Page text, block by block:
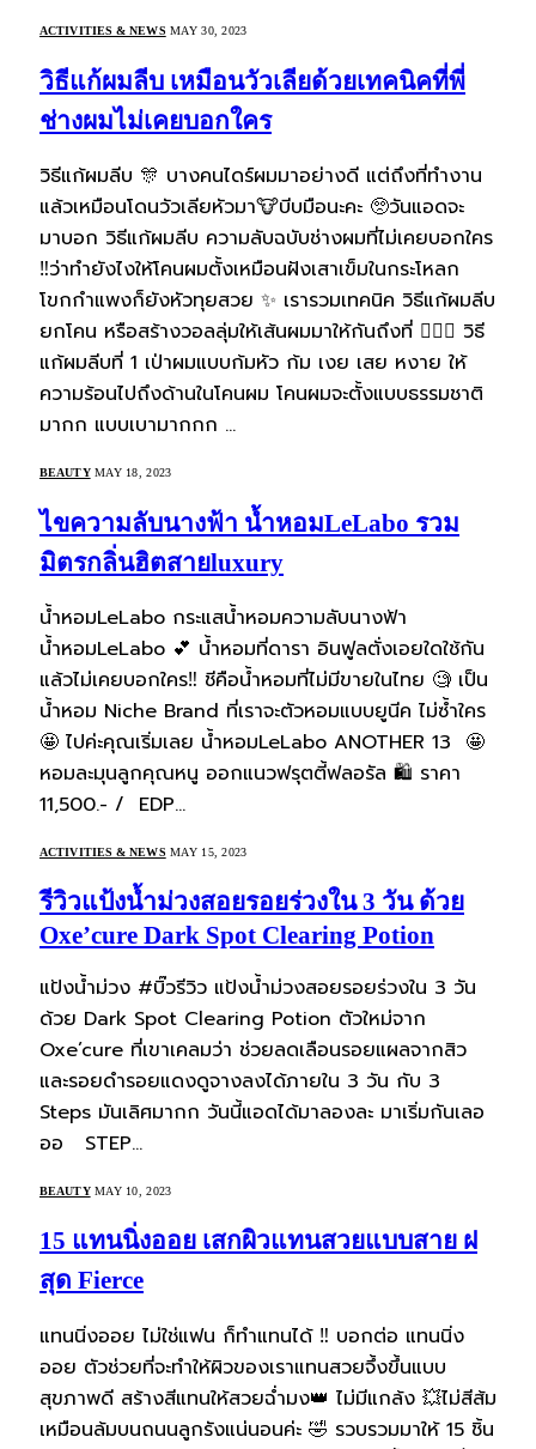
ACTIVITIES & NEWS MAY 30, 2023
วิธีแก้ผมลีบ เหมือนวัวเลียด้วยเทคนิคที่พี่
ช่างผมไม่เคยบอกใคร
วิธีแก้ผมลีบ 🎊 บางคนไดร์ผมมาอย่างดี แต่ถึงที่ทำงาน
แล้วเหมือนโดนวัวเลียหัวมา🐮บีบมือนะคะ 🥺วันแอดจะ
มาบอก วิธีแก้ผมลีบ ความลับฉบับช่างผมที่ไม่เคยบอกใคร
‼️ว่าทำยังไงให้โคนผมตั้งเหมือนฝังเสาเข็มในกระโหลก
โขกกำแพงก็ยังหัวทุยสวย ✨ เรารวมเทคนิค วิธีแก้ผมลีบ
ยกโคน หรือสร้างวอลลุ่มให้เส้นผมมาให้กันถึงที่ 💇🏻‍♀️ วิธี
แก้ผมลีบที่ 1 เป่าผมแบบก้มหัว ก้ม เงย เสย หงาย ให้
ความร้อนไปถึงด้านในโคนผม โคนผมจะตั้งแบบธรรมชาติ
มากก แบบเบามากกก …
BEAUTY MAY 18, 2023
ไขความลับนางฟ้า น้ำหอมLeLabo รวม
มิตรกลิ่นฮิตสายluxury
น้ำหอมLeLabo กระแสน้ำหอมความลับนางฟ้า
น้ำหอมLeLabo 💕 น้ำหอมที่ดารา อินฟูลตั่งเอยใดใช้กัน
แล้วไม่เคยบอกใคร‼️ ชีคือน้ำหอมที่ไม่มีขายในไทย 🧐 เป็น
น้ำหอม Niche Brand ที่เราจะตัวหอมแบบยูนีค ไม่ซ้ำใคร
🤩 ไปค่ะคุณเริ่มเลย น้ำหอมLeLabo ANOTHER 13 🤩
หอมละมุนลูกคุณหนู ออกแนวฟรุตตี้ฟลอรัล 🛍️ ราคา
11,500.- / EDP…
ACTIVITIES & NEWS MAY 15, 2023
รีวิวแป้งน้ำม่วงสอยรอยร่วงใน 3 วัน ด้วย
Oxe’cure Dark Spot Clearing Potion
แป้งน้ำม่วง #บิ๊วรีวิว แป้งน้ำม่วงสอยรอยร่วงใน 3 วัน
ด้วย Dark Spot Clearing Potion ตัวใหม่จาก
Oxe’cure ที่เขาเคลมว่า ช่วยลดเลือนรอยแผลจากสิว
และรอยดำรอยแดงดูจางลงได้ภายใน 3 วัน กับ 3
Steps มันเลิศมากก วันนี้แอดได้มาลองละ มาเริ่มกันเลอ
ออ STEP…
BEAUTY MAY 10, 2023
15 แทนนิ่งออย เสกผิวแทนสวยแบบสาย ฝ
สุด Fierce
แทนนิ่งออย ไม่ใช่แฟน ก็ทำแทนได้ ‼️ บอกต่อ แทนนิ่ง
ออย ตัวช่วยที่จะทำให้ผิวของเราแทนสวยจึ้งขึ้นแบบ
สุขภาพดี สร้างสีแทนให้สวยฉ่ำมง👑 ไม่มีแกล้ง 💥ไม่สีส้ม
เหมือนล้มบนถนนลูกรังแน่นอนค่ะ 🤣 รวบรวมมาให้ 15 ชิ้น